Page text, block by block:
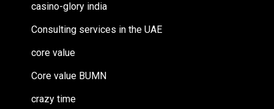
casino-glory india
Consulting services in the UAE
core value
Core value BUMN
crazy time